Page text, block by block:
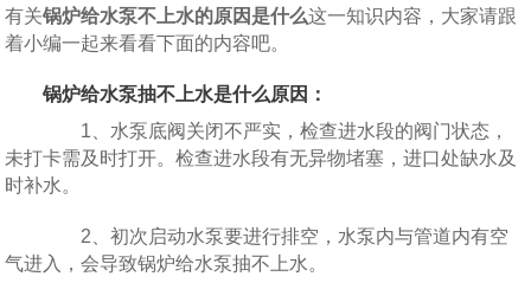
有关锅炉给水泵不上水的原因是什么这一知识内容，大家请跟
着小编一起来看看下面的内容吧。
锅炉给水泵抽不上水是什么原因：
1、水泵底阀关闭不严实，检查进水段的阀门状态，
未打卡需及时打开。检查进水段有无异物堵塞，进口处缺水及
时补水。
2、初次启动水泵要进行排空，水泵内与管道内有空
气进入，会导致锅炉给水泵抽不上水。